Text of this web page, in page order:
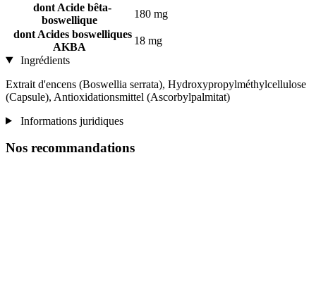
dont Acide bêta-
boswellique
180 mg
dont Acides boswelliques
AKBA
18 mg
Ingrédients
Extrait d'encens (Boswellia serrata), Hydroxypropylméthylcellulose
(Capsule), Antioxidationsmittel (Ascorbylpalmitat)
Informations juridiques
Nos recommandations